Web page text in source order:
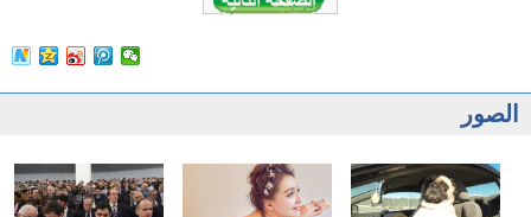
مؤتمر صحفى للخارجية
الصور